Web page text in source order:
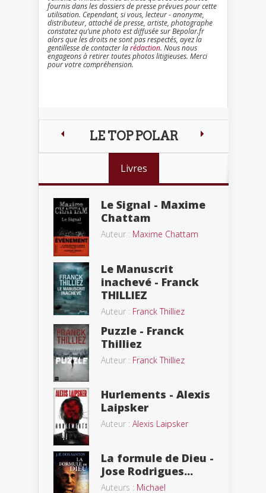
fournis dans les dossiers de presse prévues pour cette
utilisation. Cependant, si vous, lecteur - anonyme,
distributeur, attaché de presse, artiste, photographe
constatez qu’une photo est diffusée sur Bepolar.fr
alors que les droits ne sont pas respectés, ayez la
gentillesse de contacter larédaction. Nous nous
engageons à retirer toutes photos litigieuses. Merci
pour votre compréhension.
LE TOP POLAR
Livres
Le Signal - Maxime
Chattam
Auteur : Maxime Chattam
Le Manuscrit
inachevé - Franck
THILLIEZ
Auteur : Franck Thilliez
Puzzle - Franck
Thilliez
Auteur : Franck Thilliez
Hurlements - Alexis
Laipsker
Auteur : Alexis Laipsker
La formule de Dieu -
Jose Rodrigues...
Auteurs : Michael